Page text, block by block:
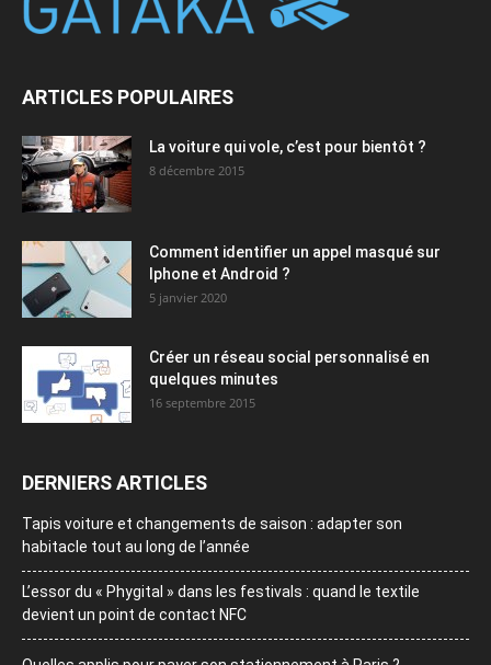
ARTICLES POPULAIRES
La voiture qui vole, c’est pour bientôt ?
8 décembre 2015
Comment identifier un appel masqué sur
Iphone et Android ?
5 janvier 2020
Créer un réseau social personnalisé en
quelques minutes
16 septembre 2015
DERNIERS ARTICLES
Tapis voiture et changements de saison : adapter son
habitacle tout au long de l’année
L’essor du « Phygital » dans les festivals : quand le textile
devient un point de contact NFC